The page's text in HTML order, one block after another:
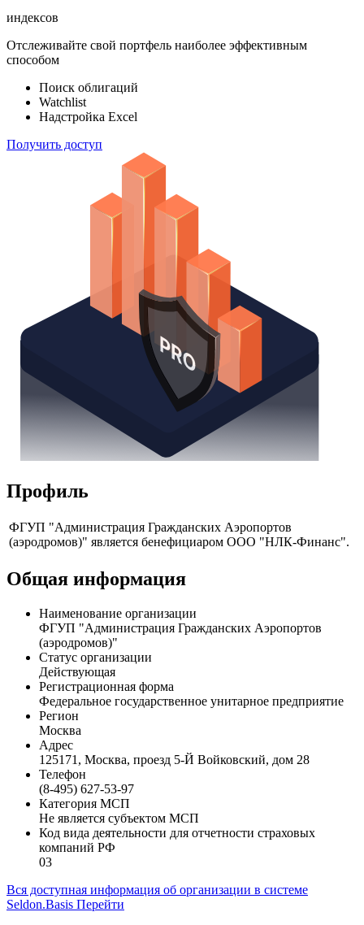
индексов
Отслеживайте свой портфель наиболее эффективным
способом
Поиск облигаций
Watchlist
Надстройка Excel
Получить доступ
Профиль
ФГУП "Администрация Гражданских Аэропортов
(аэродромов)" является бенефициаром ООО "НЛК-Финанс".
Общая информация
Наименование организации
ФГУП "Администрация Гражданских Аэропортов
(аэродромов)"
Статус организации
Действующая
Регистрационная форма
Федеральное государственное унитарное предприятие
Регион
Москва
Адрес
125171, Москва, проезд 5-Й Войковский, дом 28
Телефон
(8-495) 627-53-97
Категория МСП
Не является субъектом МСП
Код вида деятельности для отчетности страховых
компаний РФ
03
Вся доступная информация об организации в системе
Seldon.Basis Перейти